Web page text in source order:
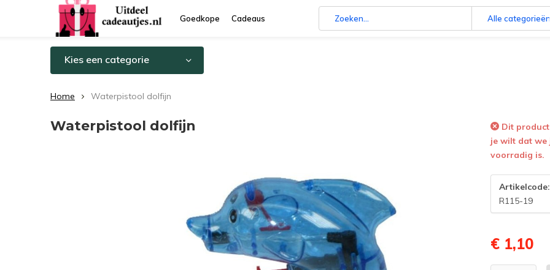
Goedkope Cadeaus Alle categorieën
Kies een categorie
Home Waterpistool dolfijn
Waterpistool dolfijn
Dit
je wilt dat we
voorradig is.
Artikelcode:
R115-19
€ 1,10